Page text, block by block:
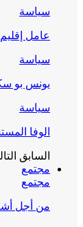
سياسة
عامل إقليم
سياسة
يونس بو
سياسة
الوفا
السابق
مجتمع
مجتمع
من أجل